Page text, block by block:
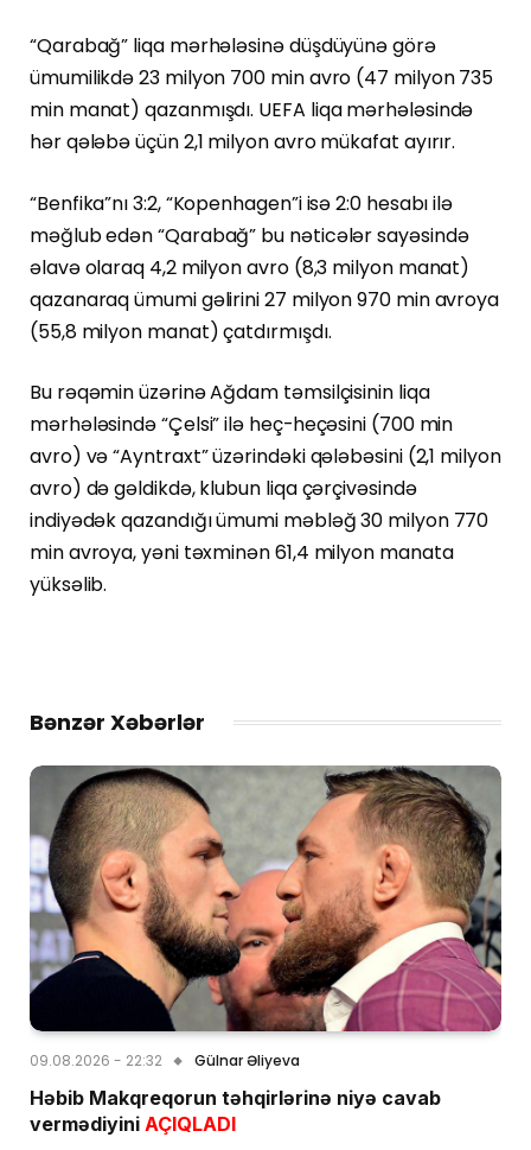
“Qarabağ” liqa mərhələsinə düşdüyünə görə
ümumilikdə 23 milyon 700 min avro (47 milyon 735
min manat) qazanmışdı. UEFA liqa mərhələsində
hər qələbə üçün 2,1 milyon avro mükafat ayırır.
“Benfika”nı 3:2, “Kopenhagen”i isə 2:0 hesabı ilə
məğlub edən “Qarabağ” bu nəticələr sayəsində
əlavə olaraq 4,2 milyon avro (8,3 milyon manat)
qazanaraq ümumi gəlirini 27 milyon 970 min avroya
(55,8 milyon manat) çatdırmışdı.
Bu rəqəmin üzərinə Ağdam təmsilçisinin liqa
mərhələsində “Çelsi” ilə heç-heçəsini (700 min
avro) və “Ayntraxt” üzərindəki qələbəsini (2,1 milyon
avro) də gəldikdə, klubun liqa çərçivəsində
indiyədək qazandığı ümumi məbləğ 30 milyon 770
min avroya, yəni təxminən 61,4 milyon manata
yüksəlib.
Bənzər Xəbərlər
09.08.2026 - 22:32 Gülnar Əliyeva
Həbib Makqreqorun təhqirlərinə niyə cavab
vermədiyini AÇIQLADI